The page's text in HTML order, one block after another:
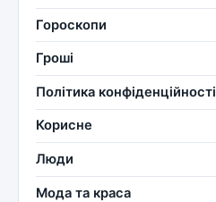
Гороскопи
Гроші
Політика конфіденційності
Корисне
Люди
Мода та краса